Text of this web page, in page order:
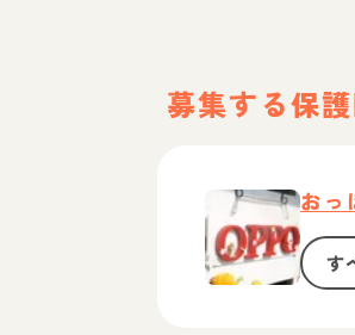
募集する保
おっ
す